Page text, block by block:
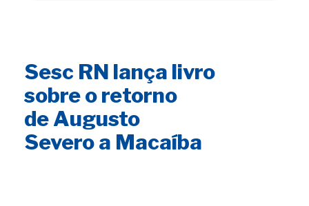
Sesc RN lança livro
sobre o retorno
de Augusto
Severo a Macaíba